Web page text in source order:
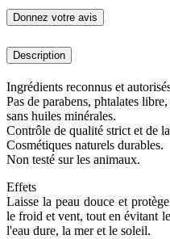
Donnez votre avis
Description
Ingrédients reconnus et
Pas de parabens, phtalates
sans huiles minérales.
Contrôle de qualité strict et de
Cosmétiques naturels durables.
Non testé sur les animaux.
Effets
Laisse la peau douce et
le froid et vent, tout en évitant
l'eau dure, la mer et le soleil.